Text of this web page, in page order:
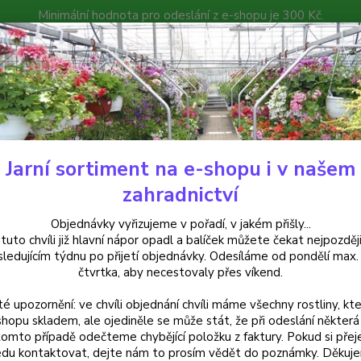
Minimální hodnota pro odeslání z e-shopu je 300 Kč.
můžete čekat nejpozději v následujícím týdnu po přijetí
Poradna Kontakty
Hledat
Streptocarpus Streptocarpus- Pretty Turtle- tořivka , Hezká želva - 1 ks
Pretty Turtle-
svůj
jen
Jarní sortiment na e-shopu i v našem
zahradnictví
Objednávky vyřizujeme v pořadí, v jakém přišly...
chvíli již hlavní nápor opadl a balíček můžete čekat
týdnu po přijetí objednávky. Odesíláme od pondělí
čtvrtka, aby necestovaly přes víkend.
upozornění: ve chvíli objednání chvíli máme všechny rostliny,
skladem, ale ojediněle se může stát, že při odeslání některá
případě odečteme chybějící položku z faktury. Pokud si
kontaktovat, dejte nám to prosím vědět do poznámky.